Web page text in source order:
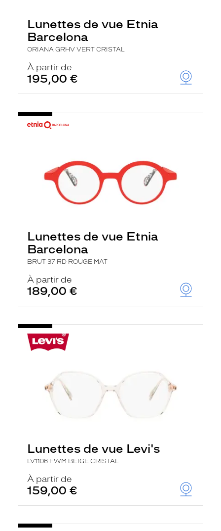
Lunettes de vue Etnia
Barcelona
ORIANA GRHV VERT CRISTAL
À partir de
195,00 €
Lunettes de vue Etnia
Barcelona
BRUT 37 RD ROUGE MAT
À partir de
189,00 €
Lunettes de vue Levi's
LV1106 FWM BEIGE CRISTAL
À partir de
159,00 €